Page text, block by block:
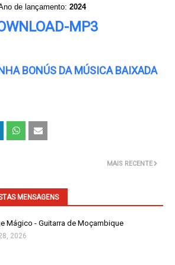
de lançamento: 2024
MP3
BONÚS DA MÚSICA BAIXADA
MAIS RECENTE
MENSAGENS
Mágico - Guitarra de Moçambique
2026